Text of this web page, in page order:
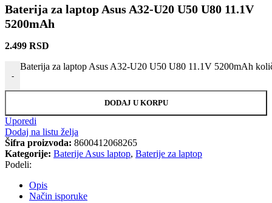
Baterija za laptop Asus A32-U20 U50 U80 11.1V
5200mAh
2.499 RSD
-
Baterija za laptop Asus A32-U20 U50 U80 11.1V 5200mAh
DODAJ U KORPU
Uporedi
Dodaj na listu želja
Šifra proizvoda: 8600412068265
Kategorije: Baterije Asus laptop, Baterije za laptop
Podeli:
Opis
Način isporuke